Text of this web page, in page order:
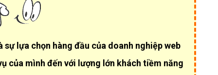
sự lựa chọn hàng đầu của doanh nghiệp web
của mình đến với lượng lớn khách tiềm năng